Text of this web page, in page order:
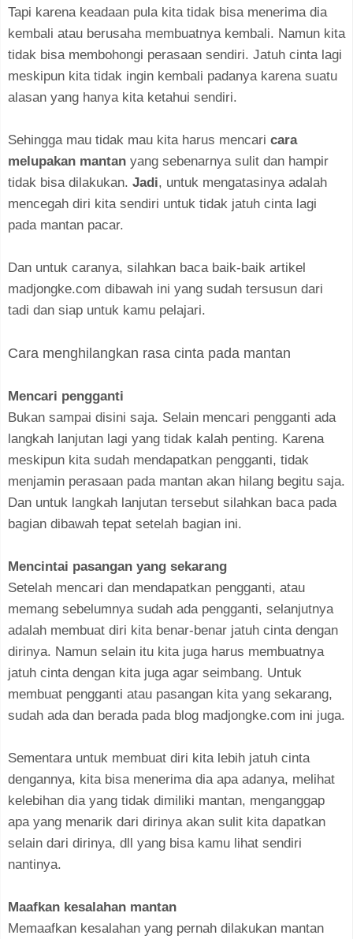
Tapi karena keadaan pula kita tidak bisa menerima dia
kembali atau berusaha membuatnya kembali. Namun kita
tidak bisa membohongi perasaan sendiri. Jatuh cinta lagi
meskipun kita tidak ingin kembali padanya karena suatu
alasan yang hanya kita ketahui sendiri.
Sehingga mau tidak mau kita harus mencari cara
melupakan mantan yang sebenarnya sulit dan hampir
tidak bisa dilakukan. Jadi, untuk mengatasinya adalah
mencegah diri kita sendiri untuk tidak jatuh cinta lagi
pada mantan pacar.
Dan untuk caranya, silahkan baca baik-baik artikel
madjongke.com dibawah ini yang sudah tersusun dari
tadi dan siap untuk kamu pelajari.
Cara menghilangkan rasa cinta pada mantan
Mencari pengganti
Bukan sampai disini saja. Selain mencari pengganti ada
langkah lanjutan lagi yang tidak kalah penting. Karena
meskipun kita sudah mendapatkan pengganti, tidak
menjamin perasaan pada mantan akan hilang begitu saja.
Dan untuk langkah lanjutan tersebut silahkan baca pada
bagian dibawah tepat setelah bagian ini.
Mencintai pasangan yang sekarang
Setelah mencari dan mendapatkan pengganti, atau
memang sebelumnya sudah ada pengganti, selanjutnya
adalah membuat diri kita benar-benar jatuh cinta dengan
dirinya. Namun selain itu kita juga harus membuatnya
jatuh cinta dengan kita juga agar seimbang. Untuk
membuat pengganti atau pasangan kita yang sekarang,
sudah ada dan berada pada blog madjongke.com ini juga.
Sementara untuk membuat diri kita lebih jatuh cinta
dengannya, kita bisa menerima dia apa adanya, melihat
kelebihan dia yang tidak dimiliki mantan, menganggap
apa yang menarik dari dirinya akan sulit kita dapatkan
selain dari dirinya, dll yang bisa kamu lihat sendiri
nantinya.
Maafkan kesalahan mantan
Memaafkan kesalahan yang pernah dilakukan mantan